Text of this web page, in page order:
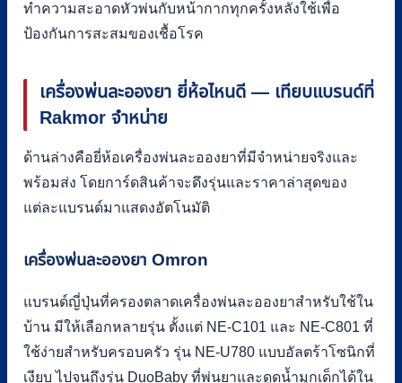
ทำความสะอาดหัวพ่นกับหน้ากากทุกครั้งหลังใช้เพื่อ
ป้องกันการสะสมของเชื้อโรค
เครื่องพ่นละอองยา ยี่ห้อไหนดี — เทียบแบรนด์ที่
Rakmor จำหน่าย
ด้านล่างคือยี่ห้อเครื่องพ่นละอองยาที่มีจำหน่ายจริงและ
พร้อมส่ง โดยการ์ดสินค้าจะดึงรุ่นและราคาล่าสุดของ
แต่ละแบรนด์มาแสดงอัตโนมัติ
เครื่องพ่นละอองยา Omron
แบรนด์ญี่ปุ่นที่ครองตลาดเครื่องพ่นละอองยาสำหรับใช้ใน
บ้าน มีให้เลือกหลายรุ่น ตั้งแต่ NE-C101 และ NE-C801 ที่
ใช้ง่ายสำหรับครอบครัว รุ่น NE-U780 แบบอัลตร้าโซนิกที่
เงียบ ไปจนถึงรุ่น DuoBaby ที่พ่นยาและดูดน้ำมูกเด็กได้ใน